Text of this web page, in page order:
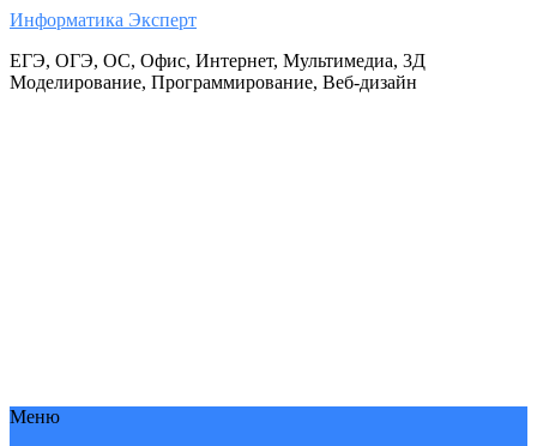
Информатика Эксперт
ЕГЭ, ОГЭ, ОС, Офис, Интернет, Мультимедиа, 3Д
Моделирование, Программирование, Веб-дизайн
Меню